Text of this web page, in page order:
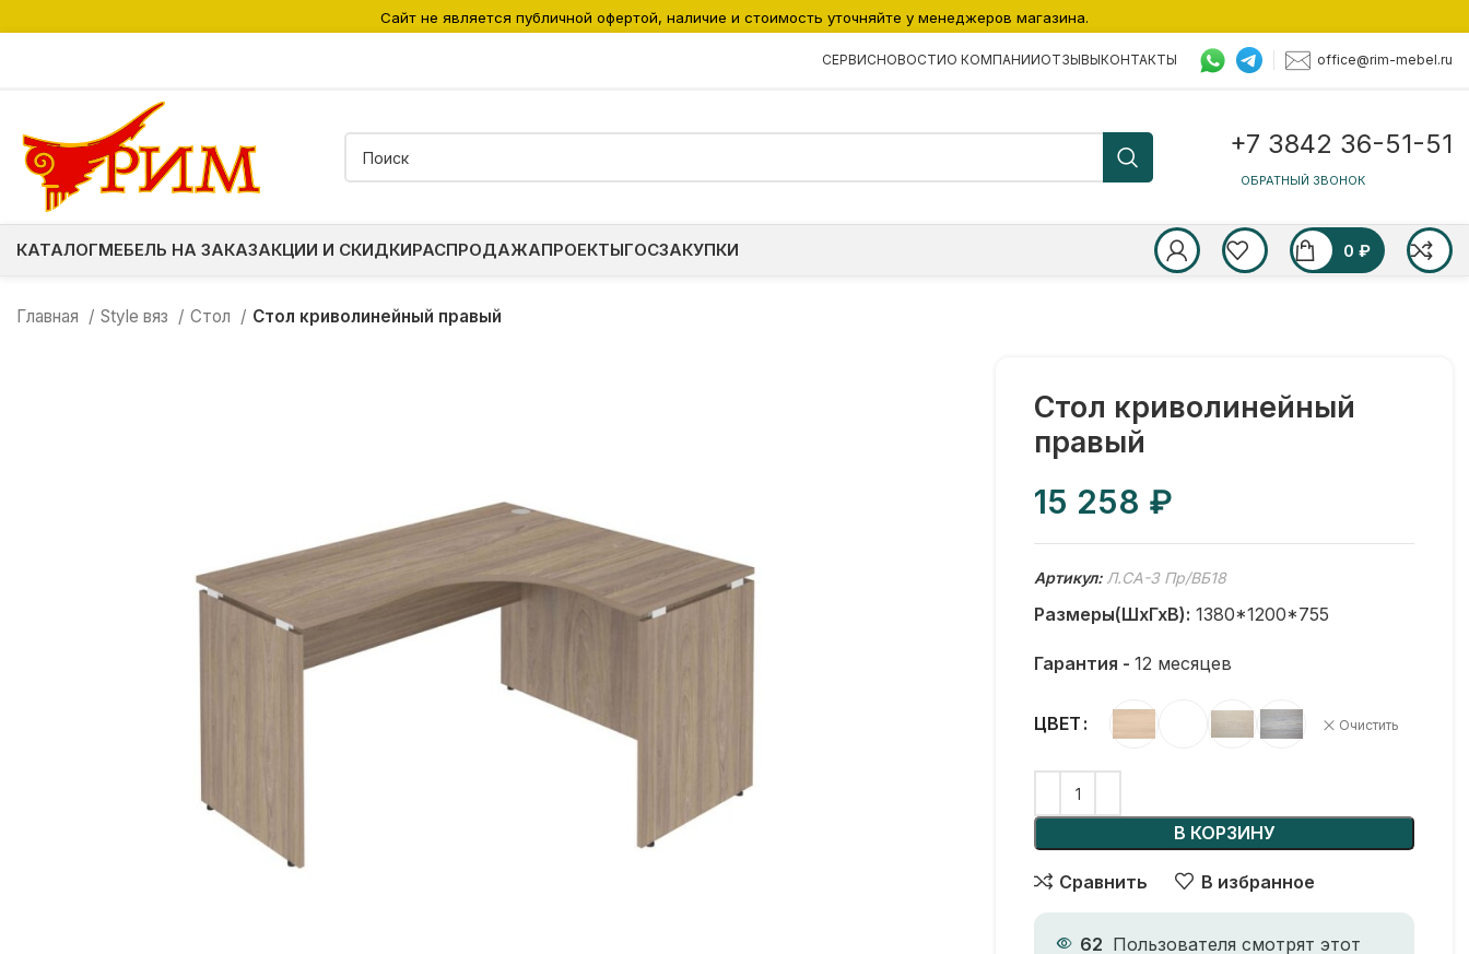
СЕРВИСНОВОСТИО КОМПАНИИОТЗЫВЫКОНТАКТЫ office@rim-mebel.ru
+7 3842 36-51-51
ОБРАТНЫЙ ЗВОНОК
КАТАЛОГМЕБЕЛЬ НА ЗАКАЗАКЦИИ И СКИДКИРАСПРОДАЖАПРОЕКТЫГОСЗАКУПКИ 0 ₽
Главная Style вяз Стол Стол криволинейный правый
Стол криволинейный
правый
₽
Артикул: Л.СА-3 Пр/ВБ18
Размеры(ШхГхВ): 1380*1200*755
Гарантия - 12 месяцев
ЦВЕТ Очистить
В КОРЗИНУ
Сравнить В избранное
62 Пользователя смотрят этот
Сайт не является публичной офертой, наличие и стоимость уточняйте у менеджеров магазина.